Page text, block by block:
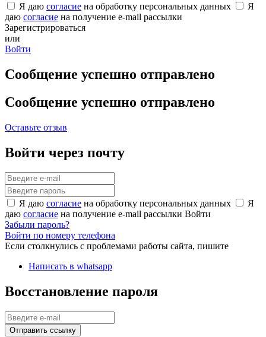
Я даю согласие на обработку персональных данных
Я
даю согласие на получение e-mail рассылки
Зарегистрироваться
или
Войти
Сообщение успешно отправлено
Сообщение успешно отправлено
Оставьте отзыв
Войти через почту
Я даю согласие на обработку персональных данных
Я
даю согласие на получение e-mail рассылки Войти
Забыли пароль?
Войти по номеру телефона
Если столкнулись с проблемами работы сайта, пишите
Написать в whatsapp
Восстановление пароля
Отправить ссылку